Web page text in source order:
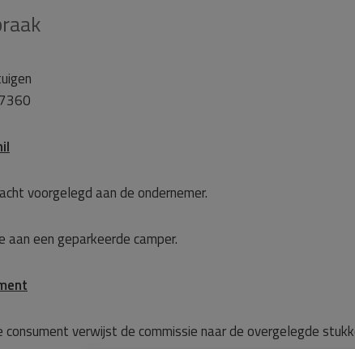
voorgelegd aan de ondernemer.
een geparkeerde camper.
verwijst de commissie naar de overgelegde